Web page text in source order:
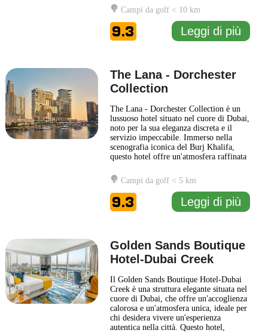
creando un'atmosfera accogliente e
sofisticata. Gli ospiti possono godere di
una vista mozzafiato sulla marina e sullo
skyline di Dubai,
... Leggi di più
Campi da golf < 10 km
9.3 Leggi di più
The Lana - Dorchester
Collection
The Lana - Dorchester Collection è un
lussuoso hotel situato nel cuore di Dubai,
noto per la sua eleganza discreta e il
servizio impeccabile. Immerso nella
scenografia iconica del Burj Khalifa,
questo hotel offre un'atmosfera raffinata
sofisticato. Gli ospiti possono godere di
camere e suite spaziose, caratterizzate da
arredi contemporanei e dettagli
artigianali
... Leggi di più
Campi da golf < 5 km
9.3 Leggi di più
Golden Sands Boutique
Hotel-Dubai Creek
Il Golden Sands Boutique Hotel-Dubai
Creek è una struttura elegante situata nel
cuore di Dubai, che offre un'accoglienza
calorosa e un'atmosfera unica, ideale per
chi desidera vivere un'esperienza
autentica nella città. Questo hotel,